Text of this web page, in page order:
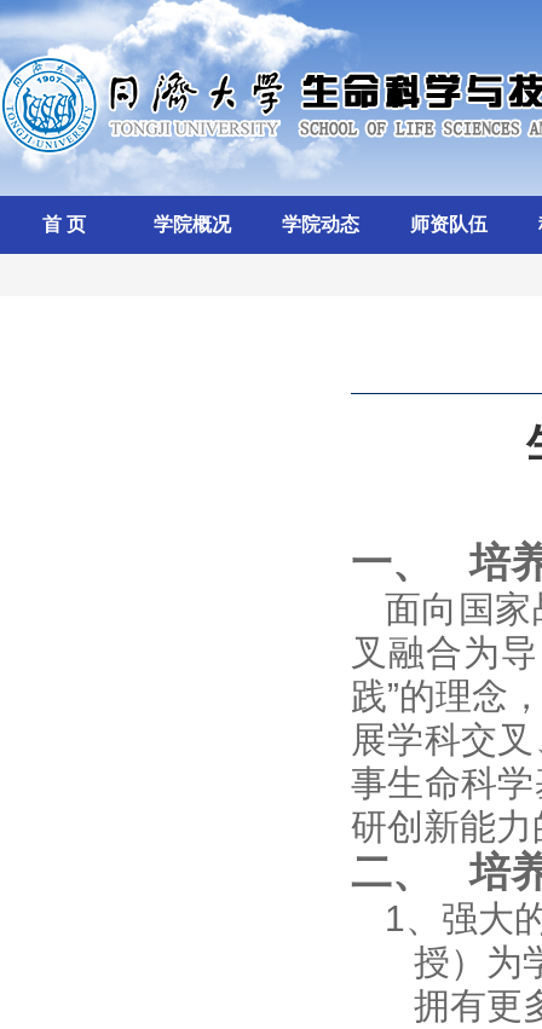
首 页 学院概况 学院动态 师资队伍
一、 培
面向国
叉融合为
践”的理念
展学科交
事生命科
研创新能
二、 培
1、 强大
授）为
拥有更